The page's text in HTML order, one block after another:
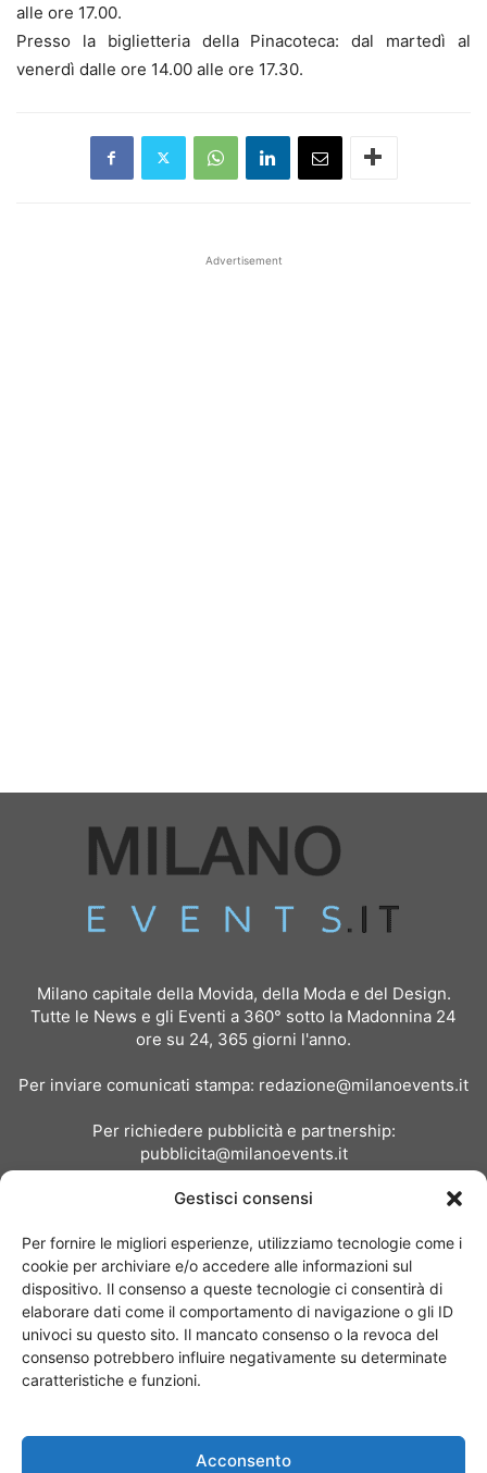
Gestisci consensi
Per fornire le migliori esperienze, utilizziamo tecnologie come i
cookie per archiviare e/o accedere alle informazioni sul
dispositivo. Il consenso a queste tecnologie ci consentirà di
elaborare dati come il comportamento di navigazione o gli ID
univoci su questo sito. Il mancato consenso o la revoca del
consenso potrebbero influire negativamente su determinate
caratteristiche e funzioni.
Acconsento
alle ore 17.00.
Presso la biglietteria della Pinacoteca: dal martedì al
venerdì dalle ore 14.00 alle ore 17.30.
Advertisement
Milano capitale della Movida, della Moda e del Design.
Tutte le News e gli Eventi a 360° sotto la Madonnina 24
ore su 24, 365 giorni l'anno.
Per inviare comunicati stampa: redazione@milanoevents.it
Per richiedere pubblicità e partnership:
pubblicita@milanoevents.it
Chi siamo I Nostri Clienti